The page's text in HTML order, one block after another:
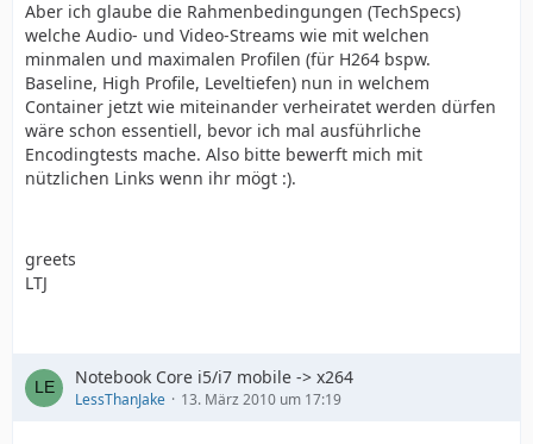
Aber ich glaube die Rahmenbedingungen (TechSpecs)
welche Audio- und Video-Streams wie mit welchen
minmalen und maximalen Profilen (für H264 bspw.
Baseline, High Profile, Leveltiefen) nun in welchem
Container jetzt wie miteinander verheiratet werden dürfen
wäre schon essentiell, bevor ich mal ausführliche
Encodingtests mache. Also bitte bewerft mich mit
nützlichen Links wenn ihr mögt :).
greets
LTJ
Notebook Core i5/i7 mobile -> x264
LessThanJake 13. März 2010 um 17:19